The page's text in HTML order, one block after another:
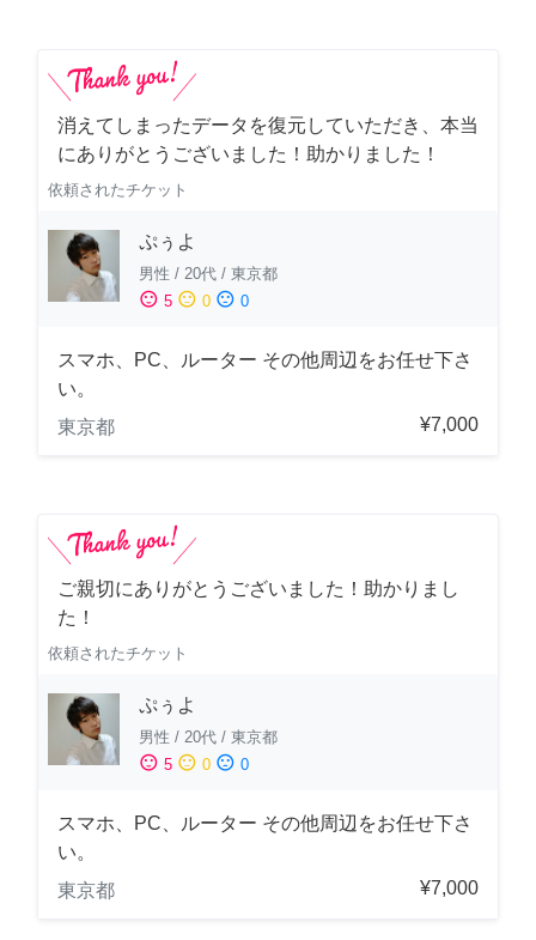
消えてしまったデータを復元していただき、本当
にありがとうございました！助かりました！
依頼されたチケット
ぷぅよ
男性 / 20代 / 東京都
sentiment_satisfied 5 sentiment_neutral 0 sentiment_dissatisfied 0
スマホ、PC、ルーター その他周辺をお任せ下さ
い。
東京都
¥7,000
ご親切にありがとうございました！助かりまし
た！
依頼されたチケット
ぷぅよ
男性 / 20代 / 東京都
sentiment_satisfied 5 sentiment_neutral 0 sentiment_dissatisfied 0
スマホ、PC、ルーター その他周辺をお任せ下さ
い。
東京都
¥7,000